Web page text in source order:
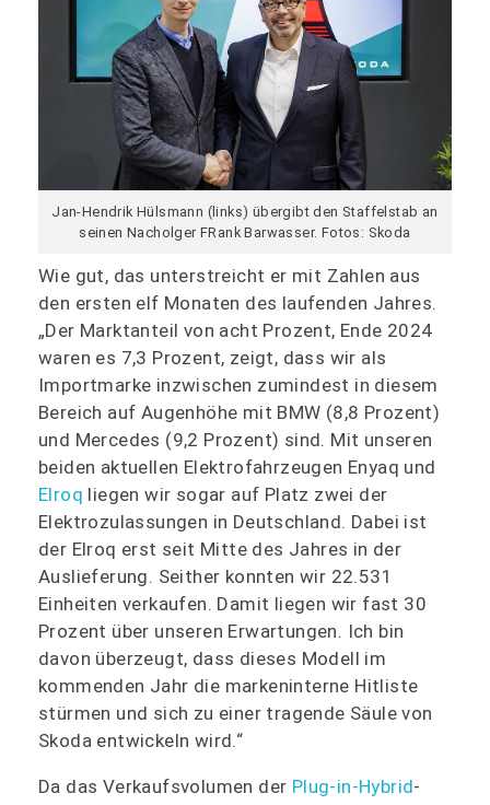
Jan-Hendrik Hülsmann (links) übergibt den Staffelstab an
seinen Nacholger FRank Barwasser. Fotos: Skoda
Wie gut, das unterstreicht er mit Zahlen aus
den ersten elf Monaten des laufenden Jahres.
„Der Marktanteil von acht Prozent, Ende 2024
waren es 7,3 Prozent, zeigt, dass wir als
Importmarke inzwischen zumindest in diesem
Bereich auf Augenhöhe mit BMW (8,8 Prozent)
und Mercedes (9,2 Prozent) sind. Mit unseren
beiden aktuellen Elektrofahrzeugen Enyaq und
Elroq liegen wir sogar auf Platz zwei der
Elektrozulassungen in Deutschland. Dabei ist
der Elroq erst seit Mitte des Jahres in der
Auslieferung. Seither konnten wir 22.531
Einheiten verkaufen. Damit liegen wir fast 30
Prozent über unseren Erwartungen. Ich bin
davon überzeugt, dass dieses Modell im
kommenden Jahr die markeninterne Hitliste
stürmen und sich zu einer tragende Säule von
Skoda entwickeln wird.“
Da das Verkaufsvolumen der Plug-in-Hybrid-